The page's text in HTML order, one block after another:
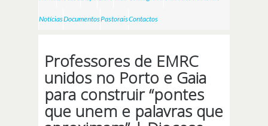
NotíciasDocumentosPastoraisContactos
Professores de EMRC
unidos no Porto e Gaia
para construir “pontes
que unem e palavras que